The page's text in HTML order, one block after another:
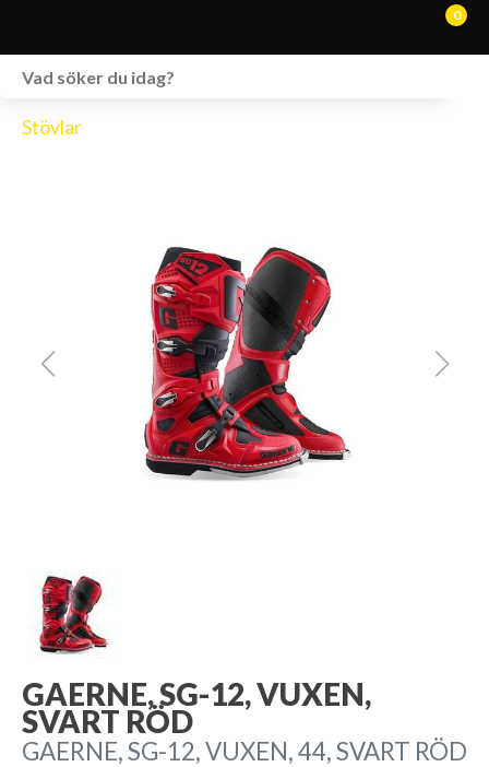
0
KONTAKT
Stövlar
GAERNE, SG-12, VUXEN,
SVART RÖD
GAERNE, SG-12, VUXEN, 44, SVART RÖD